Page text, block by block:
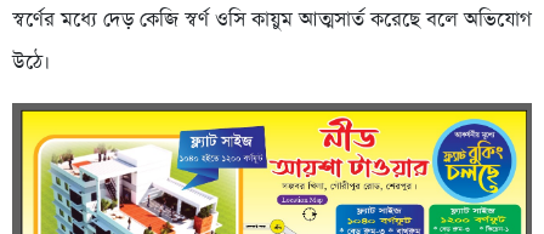
স্বর্ণের মধ্যে দেড় কেজি স্বর্ণ ওসি কায়ুম আত্মসার্ত করেছে বলে অভিযোগ
উঠে।